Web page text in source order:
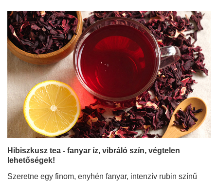
Hibiszkusz tea - fanyar íz, vibráló szín, végtelen
lehetőségek!
Szeretne egy finom, enyhén fanyar, intenzív rubin színű